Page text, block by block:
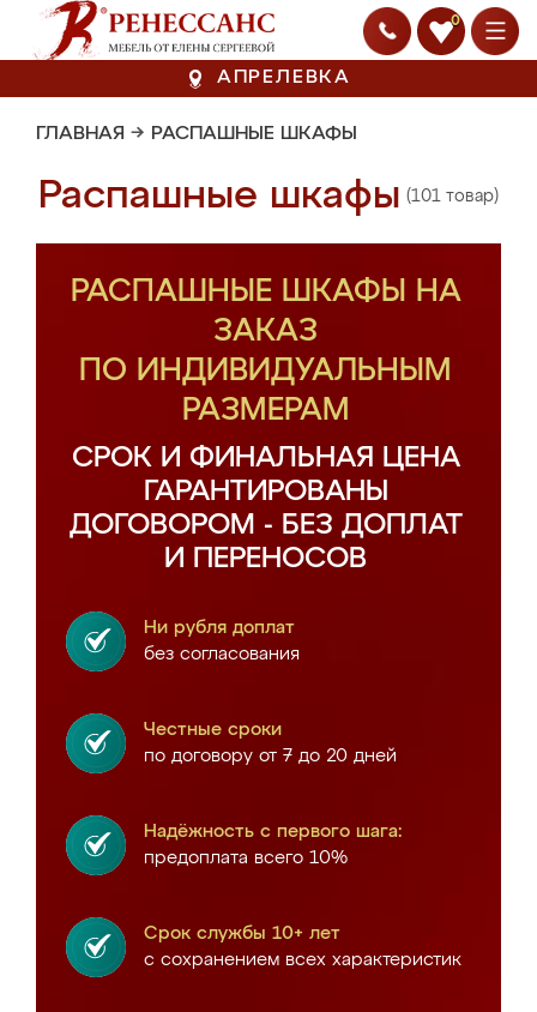
0
АПРЕЛЕВКА
ГЛАВНАЯ → РАСПАШНЫЕ ШКАФЫ
Распашные шкафы (101 товар)
РАСПАШНЫЕ ШКАФЫ НА
ЗАКАЗ
ПО ИНДИВИДУАЛЬНЫМ
РАЗМЕРАМ
СРОК И ФИНАЛЬНАЯ ЦЕНА
ГАРАНТИРОВАНЫ
ДОГОВОРОМ - БЕЗ ДОПЛАТ
И ПЕРЕНОСОВ
Ни рубля доплат
без согласования
Честные сроки
по договору от 7 до 20 дней
Надёжность с первого шага:
предоплата всего 10%
Срок службы 10+ лет
с сохранением всех характеристик